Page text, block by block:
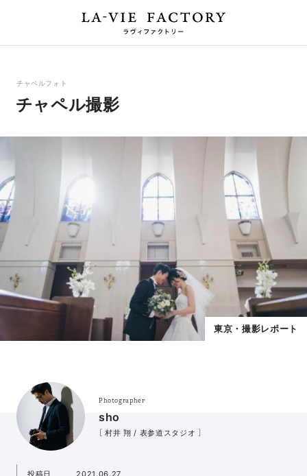
チャペルフォト
チャペル撮影
東京・撮影レポート
Photographer
sho
［ 村井 翔 / 表参道スタジオ ］